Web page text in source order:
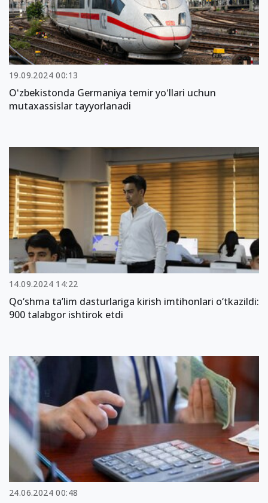
19.09.2024 00:13
Oʻzbekistonda Germaniya temir yoʻllari uchun
mutaxassislar tayyorlanadi
14.09.2024 14:22
Qo‘shma ta’lim dasturlariga kirish imtihonlari o‘tkazildi:
900 talabgor ishtirok etdi
24.06.2024 00:48